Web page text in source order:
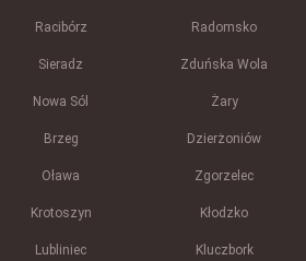
Racibórz Radomsko
Sieradz Zduńska Wola
Nowa Sól Żary
Brzeg Dzierżoniów
Oława Zgorzelec
Krotoszyn Kłodzko
Lubliniec Kluczbork